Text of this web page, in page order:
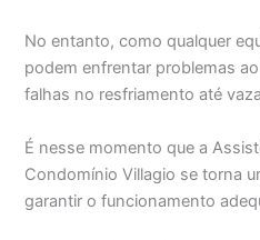
No entanto, como qualquer
podem enfrentar problemas
falhas no resfriamento até
É nesse momento que a
Condomínio Villagio se torna
garantir o funcionamento